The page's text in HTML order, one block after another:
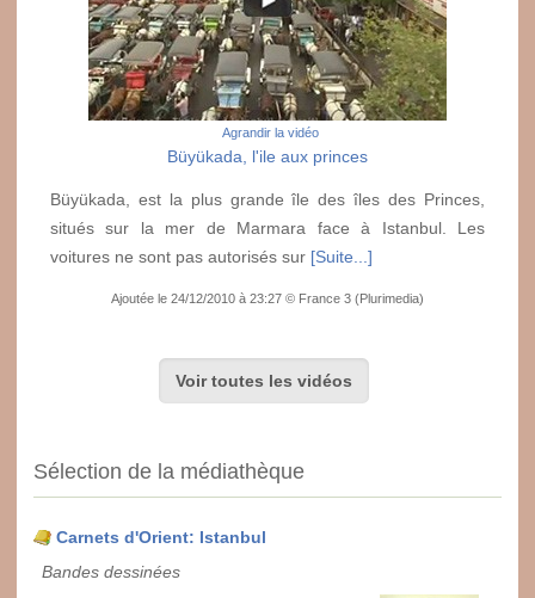
Agrandir la vidéo
Büyükada, l'ile aux princes
Büyükada, est la plus grande île des îles des Princes,
situés sur la mer de Marmara face à Istanbul. Les
voitures ne sont pas autorisés sur [Suite...]
Ajoutée le 24/12/2010 à 23:27 © France 3 (Plurimedia)
Voir toutes les vidéos
Sélection de la médiathèque
Carnets d'Orient: Istanbul
Bandes dessinées